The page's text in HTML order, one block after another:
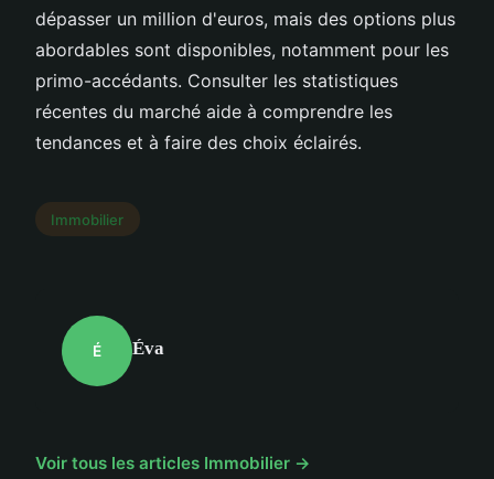
dépasser un million d'euros, mais des options plus
abordables sont disponibles, notamment pour les
primo-accédants. Consulter les statistiques
récentes du marché aide à comprendre les
tendances et à faire des choix éclairés.
Immobilier
É Éva
Voir tous les articles Immobilier →